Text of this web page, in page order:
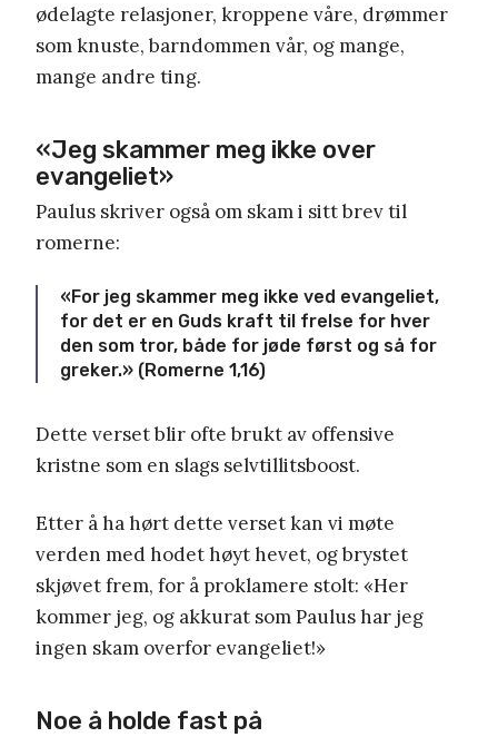
ødelagte relasjoner, kroppene våre, drømmer
som knuste, barndommen vår, og mange,
mange andre ting.
«Jeg skammer meg ikke over
evangeliet»
Paulus skriver også om skam i sitt brev til
romerne:
«For jeg skammer meg ikke ved evangeliet,
for det er en Guds kraft til frelse for hver
den som tror, både for jøde først og så for
greker.» ‭‭(Romerne‬ ‭1,16‬)
Dette verset blir ofte brukt av offensive
kristne som en slags selvtillitsboost.
Etter å ha hørt dette verset kan vi møte
verden med hodet høyt hevet, og brystet
skjøvet frem, for å proklamere stolt: «Her
kommer jeg, og akkurat som Paulus har jeg
ingen skam overfor evangeliet!»
Noe å holde fast på